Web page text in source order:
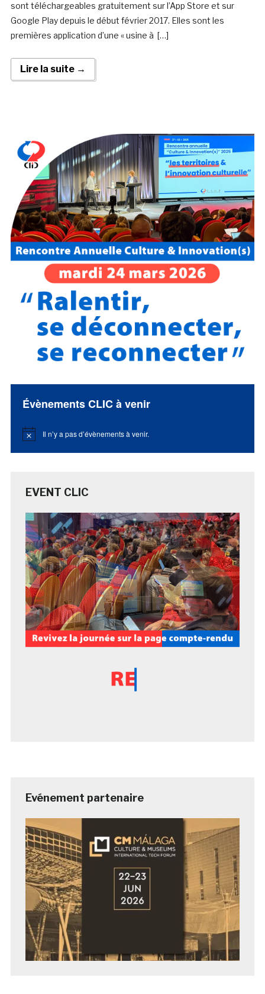
sont téléchargeables gratuitement sur l’App Store et sur
Google Play depuis le début février 2017. Elles sont les
premières application d’une « usine à […]
Lire la suite →
Évènements CLIC à venir
Notice Il n’y a pas d’évènements à venir.
EVENT CLIC
Evénement partenaire